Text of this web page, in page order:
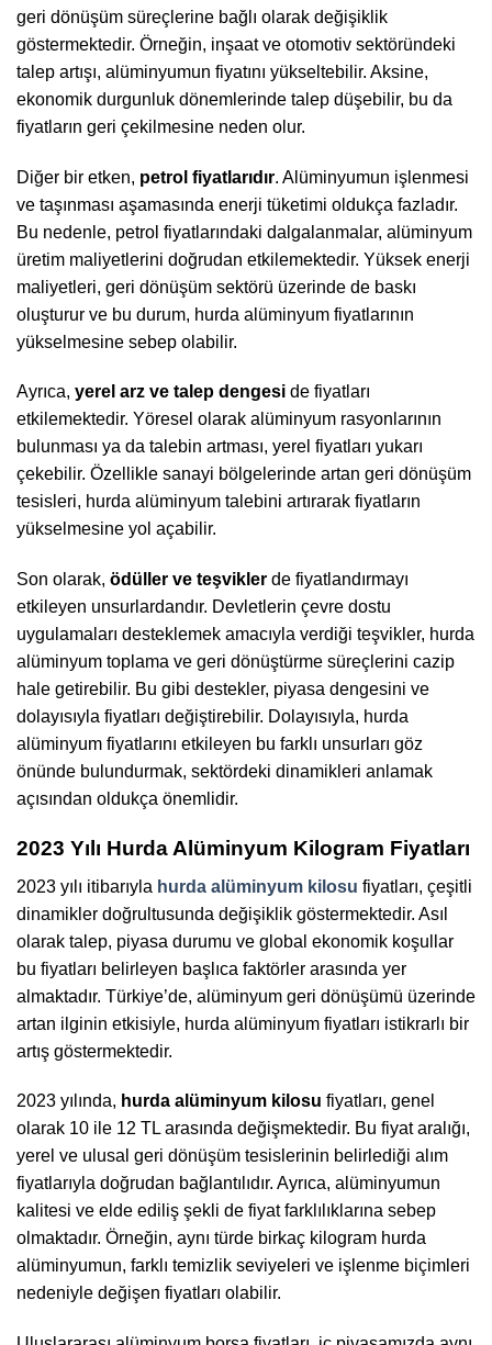
geri dönüşüm süreçlerine bağlı olarak değişiklik
göstermektedir. Örneğin, inşaat ve otomotiv sektöründeki
talep artışı, alüminyumun fiyatını yükseltebilir. Aksine,
ekonomik durgunluk dönemlerinde talep düşebilir, bu da
fiyatların geri çekilmesine neden olur.
Diğer bir etken, petrol fiyatlarıdır. Alüminyumun işlenmesi
ve taşınması aşamasında enerji tüketimi oldukça fazladır.
Bu nedenle, petrol fiyatlarındaki dalgalanmalar, alüminyum
üretim maliyetlerini doğrudan etkilemektedir. Yüksek enerji
maliyetleri, geri dönüşüm sektörü üzerinde de baskı
oluşturur ve bu durum, hurda alüminyum fiyatlarının
yükselmesine sebep olabilir.
Ayrıca, yerel arz ve talep dengesi de fiyatları
etkilemektedir. Yöresel olarak alüminyum rasyonlarının
bulunması ya da talebin artması, yerel fiyatları yukarı
çekebilir. Özellikle sanayi bölgelerinde artan geri dönüşüm
tesisleri, hurda alüminyum talebini artırarak fiyatların
yükselmesine yol açabilir.
Son olarak, ödüller ve teşvikler de fiyatlandırmayı
etkileyen unsurlardandır. Devletlerin çevre dostu
uygulamaları desteklemek amacıyla verdiği teşvikler, hurda
alüminyum toplama ve geri dönüştürme süreçlerini cazip
hale getirebilir. Bu gibi destekler, piyasa dengesini ve
dolayısıyla fiyatları değiştirebilir. Dolayısıyla, hurda
alüminyum fiyatlarını etkileyen bu farklı unsurları göz
önünde bulundurmak, sektördeki dinamikleri anlamak
açısından oldukça önemlidir.
2023 Yılı Hurda Alüminyum Kilogram Fiyatları
2023 yılı itibarıyla hurda alüminyum kilosu fiyatları, çeşitli
dinamikler doğrultusunda değişiklik göstermektedir. Asıl
olarak talep, piyasa durumu ve global ekonomik koşullar
bu fiyatları belirleyen başlıca faktörler arasında yer
almaktadır. Türkiye’de, alüminyum geri dönüşümü üzerinde
artan ilginin etkisiyle, hurda alüminyum fiyatları istikrarlı bir
artış göstermektedir.
2023 yılında, hurda alüminyum kilosu fiyatları, genel
olarak 10 ile 12 TL arasında değişmektedir. Bu fiyat aralığı,
yerel ve ulusal geri dönüşüm tesislerinin belirlediği alım
fiyatlarıyla doğrudan bağlantılıdır. Ayrıca, alüminyumun
kalitesi ve elde ediliş şekli de fiyat farklılıklarına sebep
olmaktadır. Örneğin, aynı türde birkaç kilogram hurda
alüminyumun, farklı temizlik seviyeleri ve işlenme biçimleri
nedeniyle değişen fiyatları olabilir.